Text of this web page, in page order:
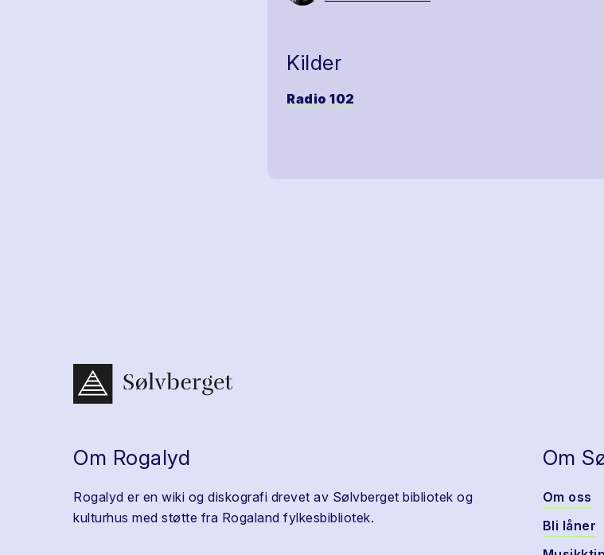
Kilder
Radio 102
Om Rogalyd
Rogalyd er en wiki og diskografi drevet av Sølvberget bibliotek og
kulturhus med støtte fra Rogaland fylkesbibliotek.
Om
Om oss
Bli låner